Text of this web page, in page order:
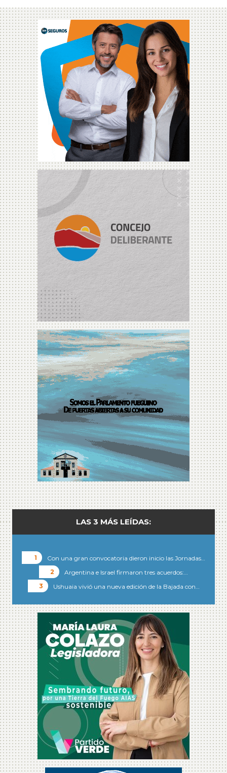
LAS 3 MÁS LEÍDAS:
Con una gran convocatoria dieron inicio las Jornadas…
Argentina e Israel firmaron tres acuerdos:…
Ushuaia vivió una nueva edición de la Bajada con…